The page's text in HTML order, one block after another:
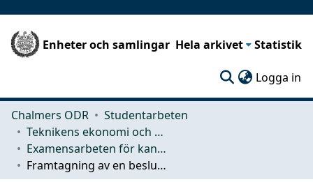
Enheter och samlingar Hela arkivet Statistik
Logga in
Chalmers ODR
Studentarbeten
Teknikens ekonomi och organisation
Examensarbeten för kandidatexamen
Framtagning av en beslutsmodell för lokalisering av en ny ambulansstation i Göteborgsområdet